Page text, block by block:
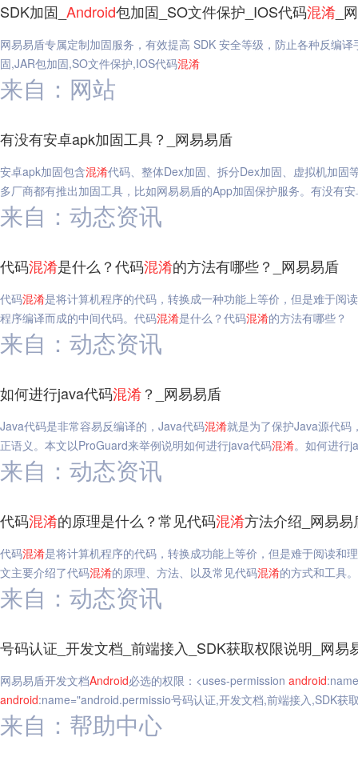
SDK加固_ Android包加固_SO文件保护_IOS代码混淆 _
网易易盾专属定制加固服务，有效提高 SDK 安全等级，防止各种反编
固,JAR包加固,SO文件保护,IOS代码混淆
来自：网站
有没有安卓apk加固工具？_网易易盾
安卓apk加固包含混淆代码、整体Dex加固、拆分Dex加固、虚拟机加固
多厂商都有推出加固工具，比如网易易盾的App加固保护服务。有没有
来自：动态资讯
代码混淆是什么？代码混淆的方法有哪些？_网易易盾
代码混淆是将计算机程序的代码，转换成一种功能上等价，但是难于阅
程序编译而成的中间代码。代码混淆是什么？代码混淆的方法有哪些？
来自：动态资讯
如何进行java代码混淆？_网易易盾
Java代码是非常容易反编译的，Java代码混淆就是为了保护Java源代码
正语义。本文以ProGuard来举例说明如何进行java代码混淆。如何进行
来自：动态资讯
代码混淆的原理是什么？常见代码混淆方法介绍_网易易
代码混淆是将计算机程序的代码，转换成功能上等价，但是难于阅读和
文主要介绍了代码混淆的原理、方法、以及常见代码混淆的方式和工具
来自：动态资讯
号码认证_开发文档_前端接入_SDK获取权限说明_网易
网易易盾开发文档Android必选的权限：<uses-permission android
android:name="android.permissio号码认证,开发文档,前端接入,SDK获
来自：帮助中心